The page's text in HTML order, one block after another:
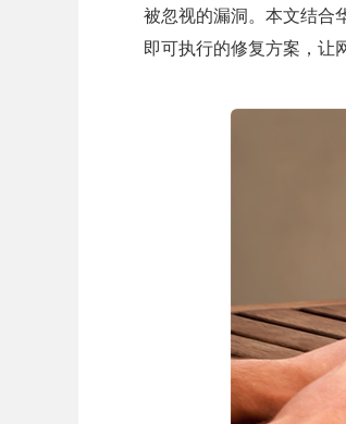
被忽视的漏洞。本文结合
即可执行的修复方案，让